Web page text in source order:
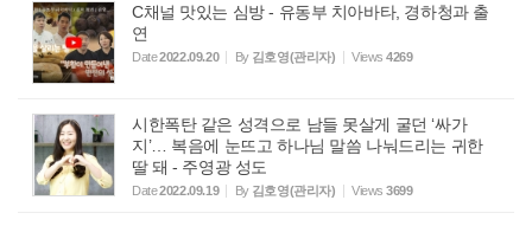
C채널 맛있는 심방 - 유동부 치아바타, 경하청과 출
연
Date2022.09.20 By 김호영(관리자) Views 4269
시한폭탄 같은 성격으로 남들 못살게 굴던 ‘싸가
지’… 복음에 눈뜨고 하나님 말씀 나눠드리는 귀한
딸 돼 - 주영광 성도
Date2022.09.19 By 김호영(관리자) Views 3699